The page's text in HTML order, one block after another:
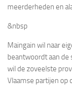
meerderheden en
&nbsp
Maingain wil naar
beantwoordt aan de
wil de zoveelste
Vlaamse partijen op